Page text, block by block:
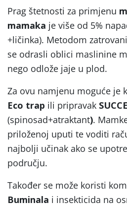
Prag štetnosti za primjenu
mamaka je više od 5%
+ličinka). Metodom
se odrasli oblici maslinine
nego odlože jaje u plod.
Za ovu namjenu moguće je
Eco trap ili pripravak
(spinosad+atraktant).
priloženoj uputi te voditi
najbolji učinak ako se
području.
Također se može koristi
Buminala i insekticida na